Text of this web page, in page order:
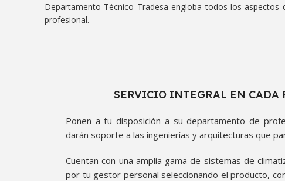
Departamento Técnico Tradesa engloba todos los
profesional.
SERVICIO INTEGRAL EN CADA
Ponen a tu disposición a su departamento de
darán soporte a las ingenierías y arquitecturas que
Cuentan con una amplia gama de sistemas de
por tu gestor personal seleccionando el producto,